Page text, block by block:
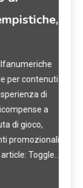
contenuti
di
a
gioco,
Toggle…